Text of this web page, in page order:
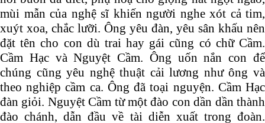
mùi mẫn của nghệ sĩ khiến người nghe xót cả tim,
xuýt xoa, chắc lưỡi. Ông yêu đàn, yêu sân khấu nên
đặt tên cho con dù trai hay gái cũng có chữ Cầm.
Cầm Hạc và Nguyệt Cầm. Ông uốn nắn con để
chúng cũng yêu nghệ thuật cải lương như ông và
theo nghiệp cầm ca. Ông đã toại nguyện. Cầm Hạc
đàn giỏi. Nguyệt Cầm từ một đào con dần dần thành
đào chánh, dẫn đầu về tài diễn xuất trong đoàn.